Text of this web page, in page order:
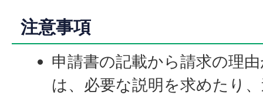
注意事項
申請書の記載から請求の理
は、必要な説明を求めたり